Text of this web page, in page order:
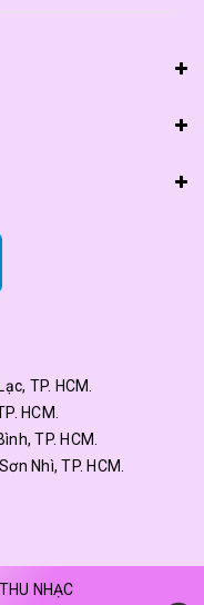
TP. HCM.
HCM.
TP. HCM.
Nhì, TP. HCM.
NHẠC